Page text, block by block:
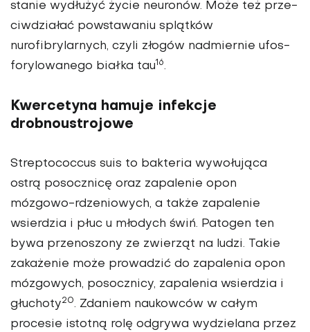
stanie wydłużyć życie neuronów. Może też prze­
ciwdziałać powstawaniu splątków
nurofibrylarnych, czyli złogów nadmiernie ufos­
forylowanego białka tau16.
Kwercetyna hamuje infekcje
drobnoustrojowe
Streptococcus suis to bakteria wywołująca
ostrą posocznicę oraz zapalenie opon
mózgowo-rdzeniowych, a także zapa­lenie
wsierdzia i płuc u młodych świń. Patogen ten
bywa przenoszony ze zwierząt na ludzi. Takie
zakażenie może prowadzić do zapalenia opon
mózgowych, posocznicy, zapa­lenia wsierdzia i
głuchoty20. Zdaniem naukowców w całym
procesie istotną rolę odgrywa wydzielana przez